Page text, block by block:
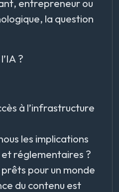
entrepreneur ou
la question
?
à l’infrastructure
les implications
réglementaires ?
pour un monde
du contenu est